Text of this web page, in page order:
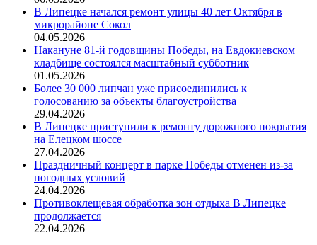
В Липецке начался ремонт улицы 40 лет Октября в
микрорайоне Сокол
04.05.2026
Накануне 81-й годовщины Победы, на Евдокиевском
кладбище состоялся масштабный субботник
01.05.2026
Более 30 000 липчан уже присоединились к
голосованию за объекты благоустройства
29.04.2026
В Липецке приступили к ремонту дорожного покрытия
на Елецком шоссе
27.04.2026
Праздничный концерт в парке Победы отменен из-за
погодных условий
24.04.2026
Противоклещевая обработка зон отдыха В Липецке
продолжается
22.04.2026